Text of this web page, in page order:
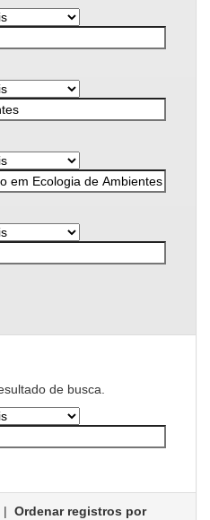
de busca.
| Ordenar registros por